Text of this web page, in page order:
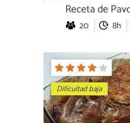
Receta de
20 8h
Dificultad baja